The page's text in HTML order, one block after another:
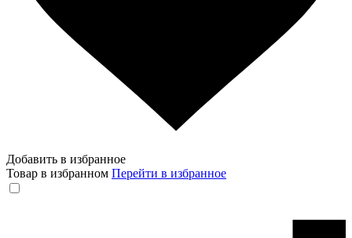
Добавить в избранное
Товар в избранном Перейти в избранное